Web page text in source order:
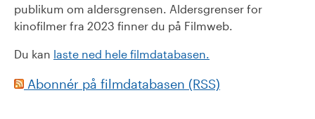
publikum om aldersgrensen. Aldersgrenser for
kinofilmer fra 2023 finner du på Filmweb.
Du kan laste ned hele filmdatabasen.
Abonnér på filmdatabasen (RSS)